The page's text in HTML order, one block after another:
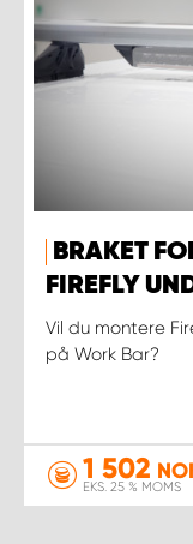
BRAKET
FIREFLY
Vil du montere
på Work Bar?
1 502
EKS. 25 % MOMS